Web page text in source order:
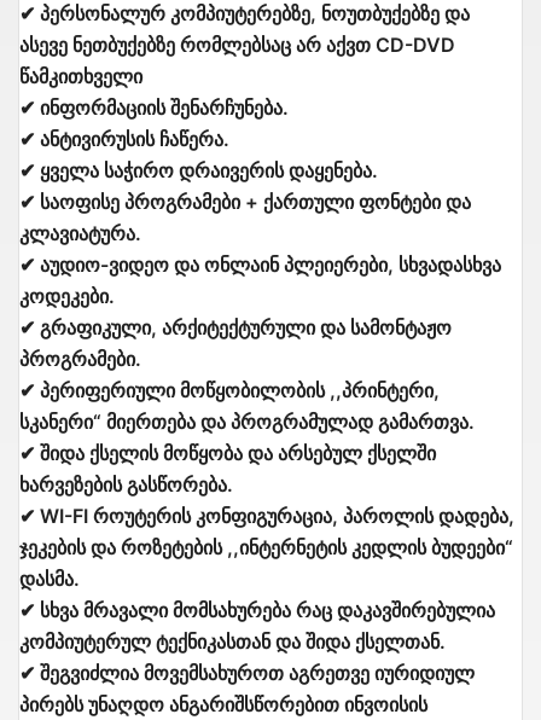
✔ პერსონალურ კომპიუტერებზე, ნოუთბუქებზე და
ასევე ნეთბუქებზე რომლებსაც არ აქვთ CD-DVD
წამკითხველი
✔ ინფორმაციის შენარჩუნება.
✔ ანტივირუსის ჩაწერა.
✔ ყველა საჭირო დრაივერის დაყენება.
✔ საოფისე პროგრამები + ქართული ფონტები და
კლავიატურა.
✔ აუდიო-ვიდეო და ონლაინ პლეიერები, სხვადასხვა
კოდეკები.
✔ გრაფიკული, არქიტექტურული და სამონტაჟო
პროგრამები.
✔ პერიფერიული მოწყობილობის ,,პრინტერი,
სკანერი“ მიერთება და პროგრამულად გამართვა.
✔ შიდა ქსელის მოწყობა და არსებულ ქსელში
ხარვეზების გასწორება.
✔ WI-FI როუტერის კონფიგურაცია, პაროლის დადება,
ჯეკების და როზეტების ,,ინტერნეტის კედლის ბუდეები“
დასმა.
✔ სხვა მრავალი მომსახურება რაც დაკავშირებულია
კომპიუტერულ ტექნიკასთან და შიდა ქსელთან.
✔ შეგვიძლია მოვემსახუროთ აგრეთვე იურიდიულ
პირებს უნაღდო ანგარიშსწორებით ინვოისის